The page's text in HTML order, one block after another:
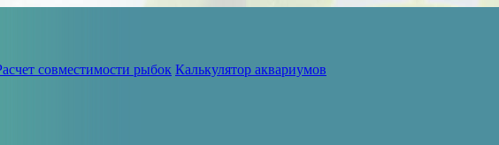
совместимости рыбок Калькулятор аквариумов